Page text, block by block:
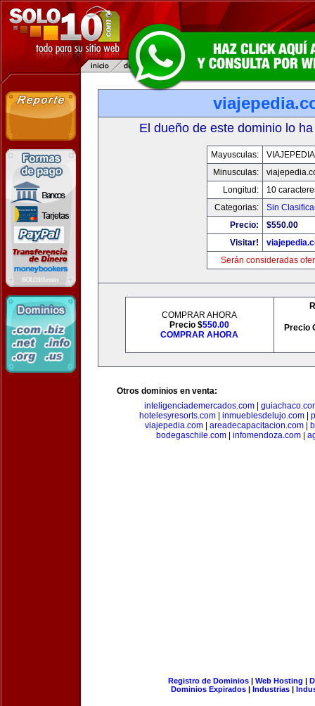
El dueño de este dominio lo
Mayusculas:
Minusculas:
Longitud:
10
Categorias:
Sin
Precio:
$550.00
Visitar!
Serán consideradas
COMPRAR AHORA
Precio $550.00
COMPRAR AHORA
Precio
Otros dominios en venta:
inteligenciademercados.com
hotelesyresorts.com
inmueblesdelujo.com
viajepedia.com| areadecapacitacion.com|
bodegaschile.com| infomendoza.com|
Registro de Dominios| Web Hosting |
Dominios Expirados | Industrias |